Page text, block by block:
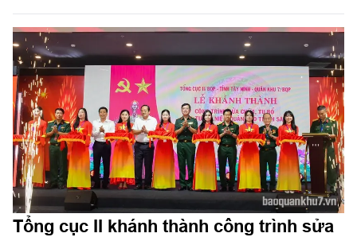
Tổng cục II khánh thành công trình sửa